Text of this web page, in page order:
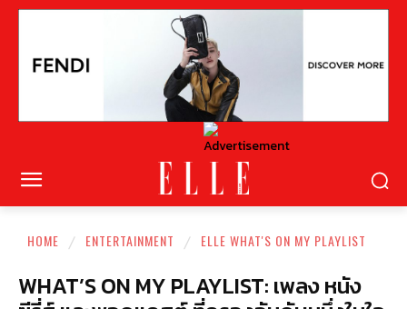
HOME ENTERTAINMENT ELLE WHAT'S ON MY PLAYLIST
WHAT’S ON MY PLAYLIST: เพลง หนัง